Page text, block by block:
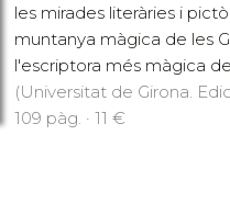
les mirades literàries i
muntanya màgica de les
l'escriptora més màgica de
(Universitat de Girona.
109 pàg. · 11 €